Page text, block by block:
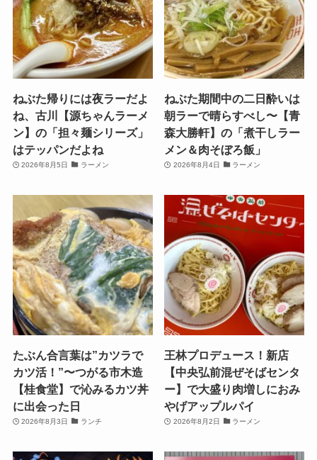
ねぶた帰りには夜ラーだよ
ね、古川【源ちゃんラーメ
ン】の「担々麺シリーズ」
はテッパンだよね
2026年8月5日 ラーメン
ねぶた期間中の二日酔いは
朝ラーで晴らすべし〜【青
森大勝軒】の「煮干しラー
メン＆肉そぼろ飯」
2026年8月4日 ラーメン
たぶん合言葉は”カツラで
カツ活！”〜つがる市木造
【桂食堂】で沁みるカツ丼
に出会った日
2026年8月3日 ランチ
王林プロデュース！新店
【中央弘前混ぜそばセンタ
ー】で大盛り肉増しにおみ
やげアップルパイ
2026年8月2日 ラーメン